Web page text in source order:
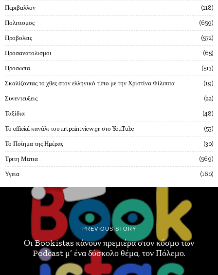
Περιβαλλον 118
Πολιτισμος 659
Προβολεις 572
Προσανατολισμοι 65
Προσωπα 513
Σκαλίζοντας το χθες στον ελληνικό τύπο με την Χριστίνα Φίλιππα 19
Συνεντευξεις 22
Ταξίδια 48
Το official κανάλι του artpointview.gr στο YouTube 53
Το Ποίημα της Ημέρας 30
Τριτη Ματια 569
Υγεια 160
PREVIOUS STORY
Οι Bookistas κάνουν πρεμιέρα στον κόσμο των
Podcast μ’ ένα δύσκολο θέμα, τον Πόλεμο.